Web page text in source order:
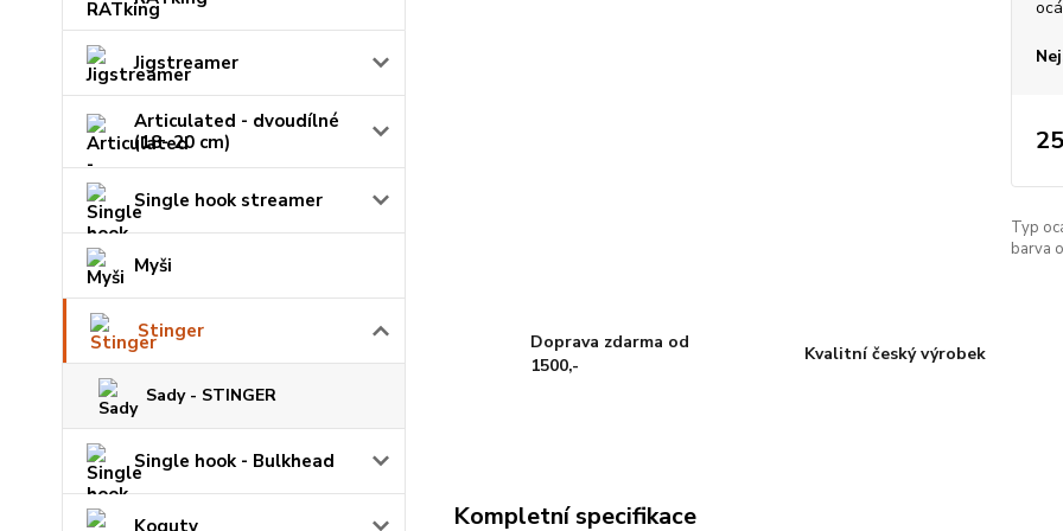
Jigstreamer
Articulated - dvoudílné
(18- 20 cm)
Single hook streamer
Myši
Stinger
Sady - STINGER
Single hook - Bulkhead
Typ
barva
Doprava zdarma od
1500,-
Kvalitní český výrobek
Kompletní specifikace